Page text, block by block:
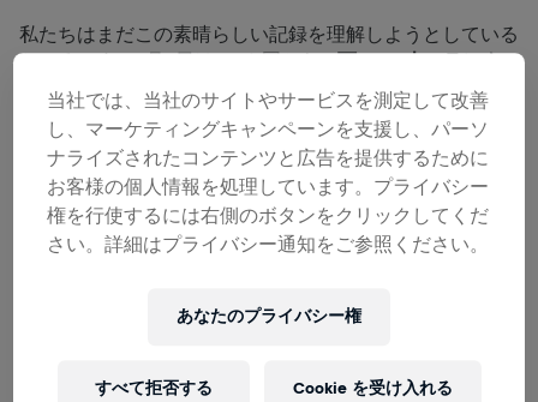
私たちはまだこの素晴らしい記録を理解しようとしている
ところです。5月9日は195カ国から18万4,236人のランナ
ーと車いすユーザー
がWings for Life World Runに参加し、
全員同時に脊髄損傷の治療法発見というひとつの大きな目
標のために走ったのです！
当社では、当社のサイトやサービスを測定して改善
し、マーケティングキャンペーンを支援し、パーソ
ナライズされたコンテンツと広告を提供するために
お客様の個人情報を処理しています。プライバシー
権を行使するには右側のボタンをクリックしてくだ
さい。詳細はプライバシー通知をご参照ください。
あなたのプライバシー権
すべて拒否する Cookie を受け入れる